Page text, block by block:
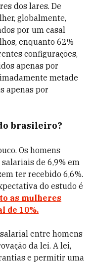
dos lares. De
globalmente,
por um casal
enquanto 62%
configurações,
apenas por
metade
apenas por
brasileiro?
Os homens
de 6,9% em
ter recebido 6,6%.
do estudo é
as mulheres
de 10%.
entre homens
da lei. A lei,
e permitir uma